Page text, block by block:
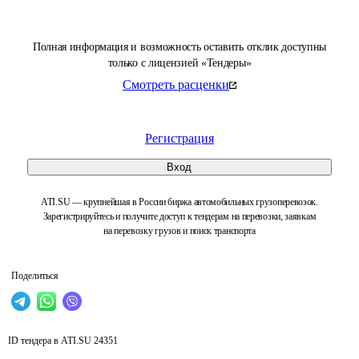
Полная информация и возможность оставить отклик доступны
только с лицензией «Тендеры»
Смотреть расценки
Регистрация
Вход
ATI.SU — крупнейшая в России биржа автомобильных грузоперевозок.
Зарегистрируйтесь и получите доступ к тендерам на перевозки, заявкам
на перевозку грузов и поиск транспорта
Поделиться
ID тендера в ATI.SU 24351